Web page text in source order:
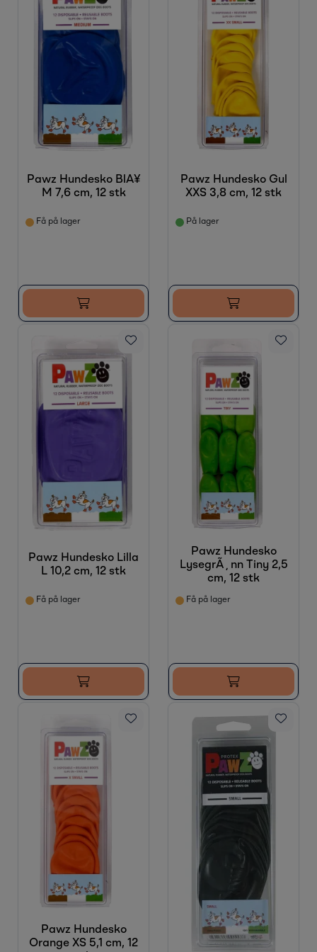
Pawz Hundesko BlÃ¥
M 7,6 cm, 12 stk
Få på lager
Pawz Hundesko Gul
XXS 3,8 cm, 12 stk
På lager
Pawz Hundesko Lilla
L 10,2 cm, 12 stk
Få på lager
Pawz Hundesko
LysegrÃ¸nn Tiny 2,5
cm, 12 stk
Få på lager
Pawz Hundesko
Orange XS 5,1 cm, 12
Sesongvarer
Salgsvarer